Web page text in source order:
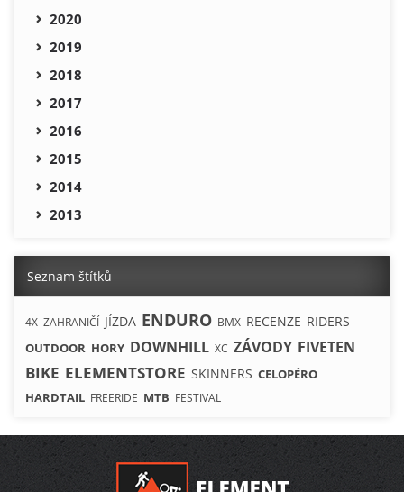
2020
2019
2018
2017
2016
2015
2014
2013
Seznam štítků
4X ZAHRANIČÍ JÍZDA ENDURO BMX RECENZE RIDERS
OUTDOOR HORY DOWNHILL XC ZÁVODY FIVETEN
BIKE ELEMENTSTORE SKINNERS CELOPÉRO
HARDTAIL FREERIDE MTB FESTIVAL